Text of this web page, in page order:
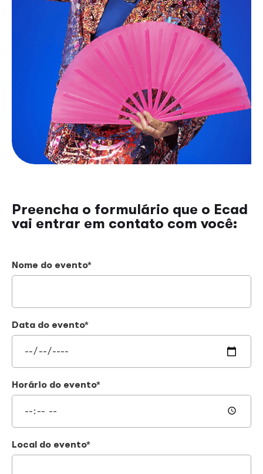
Preencha o formulário que o Ecad
vai entrar em contato com você:
Nome do evento*
Data do evento*
Horário do evento*
Local do evento*